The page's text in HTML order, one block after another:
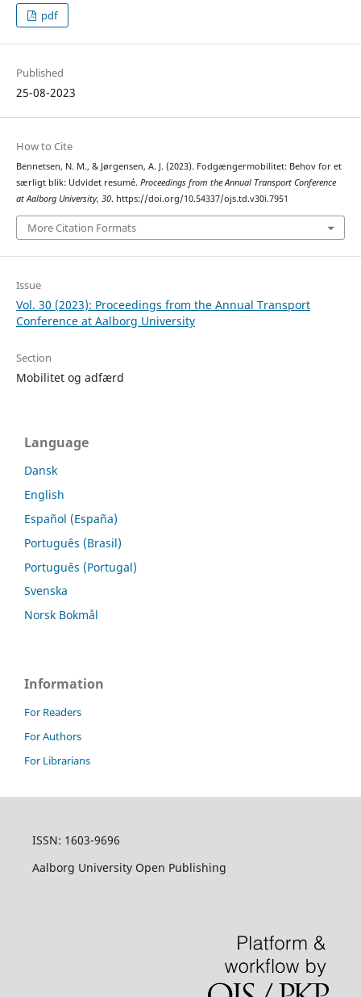
pdf
Published
25-08-2023
How to Cite
Bennetsen, N. M., & Jørgensen, A. J. (2023). Fodgængermobilitet: Behov for et
særligt blik: Udvidet resumé. Proceedings from the Annual Transport Conference
at Aalborg University, 30. https://doi.org/10.54337/ojs.td.v30i.7951
More Citation Formats
Issue
Vol. 30 (2023): Proceedings from the Annual Transport
Conference at Aalborg University
Section
Mobilitet og adfærd
Language
Dansk
English
Español (España)
Português (Brasil)
Português (Portugal)
Svenska
Norsk Bokmål
Information
For Readers
For Authors
For Librarians
ISSN: 1603-9696
Aalborg University Open Publishing